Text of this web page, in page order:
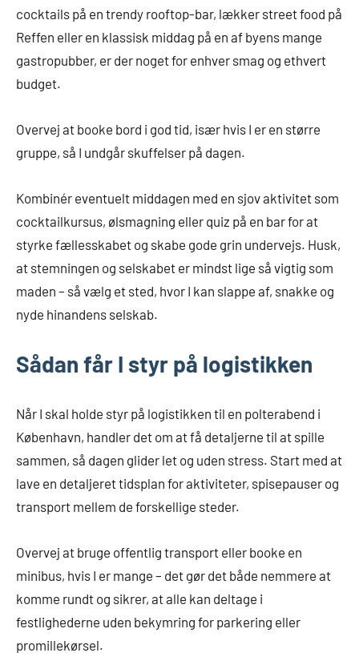
cocktails på en trendy rooftop-bar, lækker street food på
Reffen eller en klassisk middag på en af byens mange
gastropubber, er der noget for enhver smag og ethvert
budget.
Overvej at booke bord i god tid, især hvis I er en større
gruppe, så I undgår skuffelser på dagen.
Kombinér eventuelt middagen med en sjov aktivitet som
cocktailkursus, ølsmagning eller quiz på en bar for at
styrke fællesskabet og skabe gode grin undervejs. Husk,
at stemningen og selskabet er mindst lige så vigtig som
maden – så vælg et sted, hvor I kan slappe af, snakke og
nyde hinandens selskab.
Sådan får I styr på logistikken
Når I skal holde styr på logistikken til en polterabend i
København, handler det om at få detaljerne til at spille
sammen, så dagen glider let og uden stress. Start med at
lave en detaljeret tidsplan for aktiviteter, spisepauser og
transport mellem de forskellige steder.
Overvej at bruge offentlig transport eller booke en
minibus, hvis I er mange – det gør det både nemmere at
komme rundt og sikrer, at alle kan deltage i
festlighederne uden bekymring for parkering eller
promillekørsel.